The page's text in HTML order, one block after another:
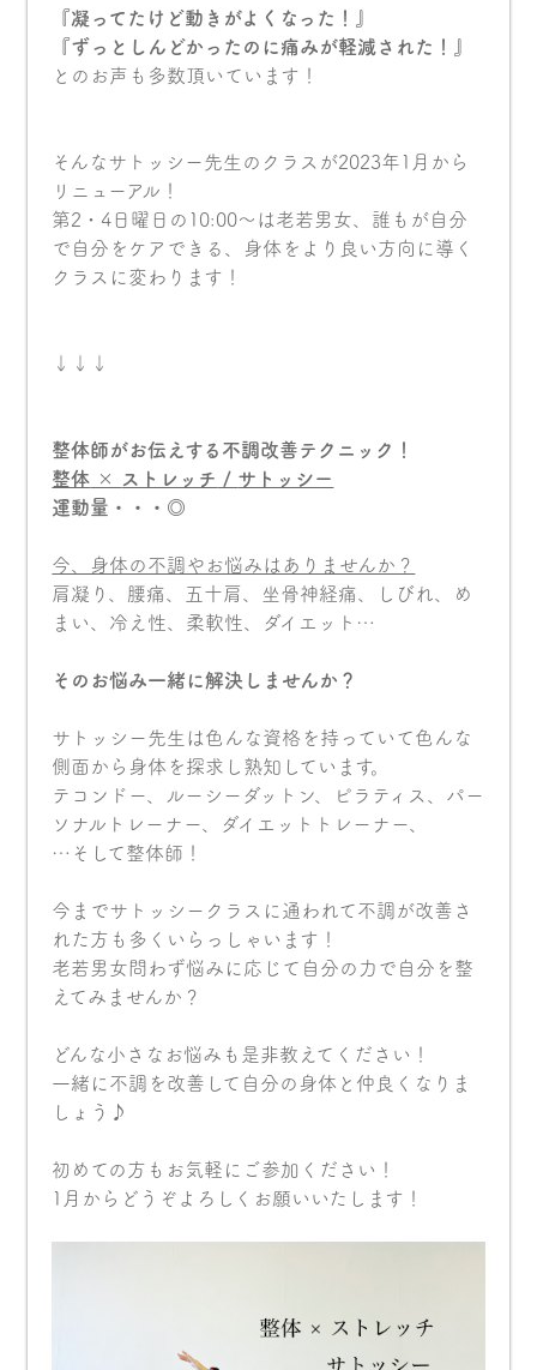
『凝ってたけど動きがよくなった！』
『ずっとしんどかったのに痛みが軽減された！』
とのお声も多数頂いています！
そんなサトッシー先生のクラスが2023年1月から
リニューアル！
第2・4日曜日の10:00〜は老若男女、誰もが自分
で自分をケアできる、身体をより良い方向に導く
クラスに変わります！
↓↓↓
整体師がお伝えする不調改善テクニック！
整体 × ストレッチ / サトッシー
運動量・・・◎
今、身体の不調やお悩みはありませんか？
肩凝り、腰痛、五十肩、坐骨神経痛、しびれ、め
まい、冷え性、柔軟性、ダイエット…
そのお悩み一緒に解決しませんか？
サトッシー先生は色んな資格を持っていて色んな
側面から身体を探求し熟知しています。
テコンドー、ルーシーダットン、ピラティス、パー
ソナルトレーナー、ダイエットトレーナー、
…そして整体師！
今までサトッシークラスに通われて不調が改善さ
れた方も多くいらっしゃいます！
老若男女問わず悩みに応じて自分の力で自分を整
えてみませんか？
どんな小さなお悩みも是非教えてください！
一緒に不調を改善して自分の身体と仲良くなりま
しょう♪
初めての方もお気軽にご参加ください！
1月からどうぞよろしくお願いいたします！